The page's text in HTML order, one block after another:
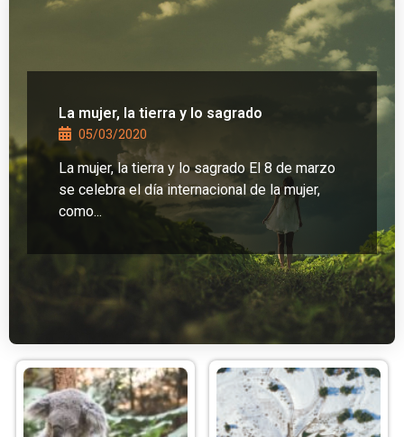
La mujer, la tierra y lo sagrado
05/03/2020
La mujer, la tierra y lo sagrado El 8 de marzo
se celebra el día internacional de la mujer,
como...